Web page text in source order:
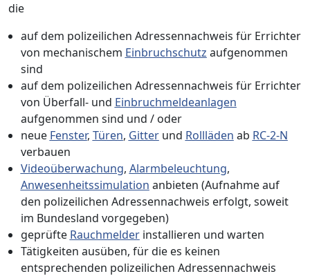
die
auf dem polizeilichen Adressennachweis für Errichter
von mechanischem Einbruchschutz aufgenommen
sind
auf dem polizeilichen Adressennachweis für Errichter
von Überfall- und Einbruchmeldeanlagen
aufgenommen sind und / oder
neue Fenster, Türen, Gitterund Rollläden ab RC-2-N
verbauen
Videoüberwachung, Alarmbeleuchtung,
Anwesenheitssimulation anbieten (Aufnahme auf
den polizeilichen Adressennachweis erfolgt, soweit
im Bundesland vorgegeben)
geprüfte Rauchmelderinstallieren und warten
Tätigkeiten ausüben, für die es keinen
entsprechenden polizeilichen Adressennachweis